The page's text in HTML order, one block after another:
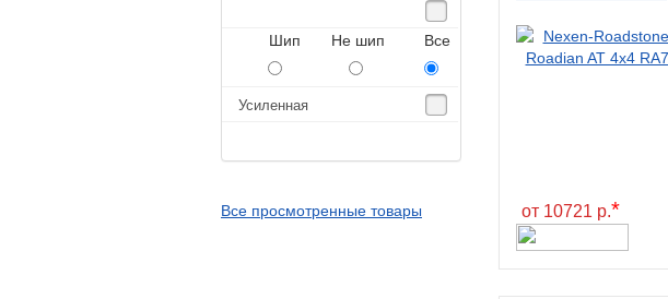
Aplus
Шип Не шип Все
Усиленная
Все просмотренные товары от 10721 р.*